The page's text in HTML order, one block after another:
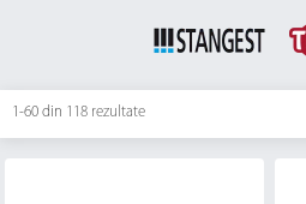
1-60 din 118 rezultate